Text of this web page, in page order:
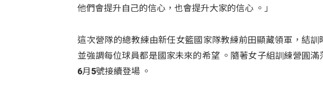
他們會提升自己的信心，也會提升大家的信心 。」
這次營隊的總教練由新任女籃國家隊教練前田顯藏領軍，結訓
並強調每位球員都是國家未來的希望 。隨著女子組訓練營圓
6月5號接續登場 。